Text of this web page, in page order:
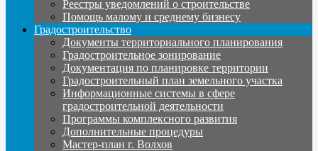
Реестры уведомлений о строительстве
Помощь малому и среднему бизнесу
Градостроительство
Документы территориального планирования
Градостроительное зонирование
Документация по планировке территории
Градостроительный план земельного участка
Информационные системы в сфере
градостроительной деятельности
Программы комплексного развития
Дополнительные процедуры
Мастер-план г. Волхов